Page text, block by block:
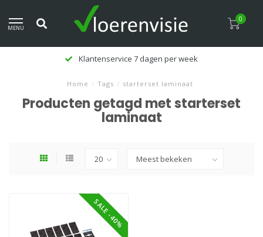
MENU
0
Klantenservice 7 dagen per week
Home / Tags / starterset laminaat
Producten getagd met starterset
laminaat
SALE -40%